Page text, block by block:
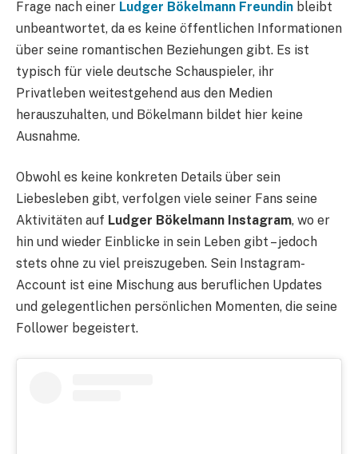
Frage nach einer Ludger Bökelmann Freundin bleibt
unbeantwortet, da es keine öffentlichen Informationen
über seine romantischen Beziehungen gibt. Es ist
typisch für viele deutsche Schauspieler, ihr
Privatleben weitestgehend aus den Medien
herauszuhalten, und Bökelmann bildet hier keine
Ausnahme.
Obwohl es keine konkreten Details über sein
Liebesleben gibt, verfolgen viele seiner Fans seine
Aktivitäten auf Ludger Bökelmann Instagram, wo er
hin und wieder Einblicke in sein Leben gibt – jedoch
stets ohne zu viel preiszugeben. Sein Instagram-
Account ist eine Mischung aus beruflichen Updates
und gelegentlichen persönlichen Momenten, die seine
Follower begeistert.